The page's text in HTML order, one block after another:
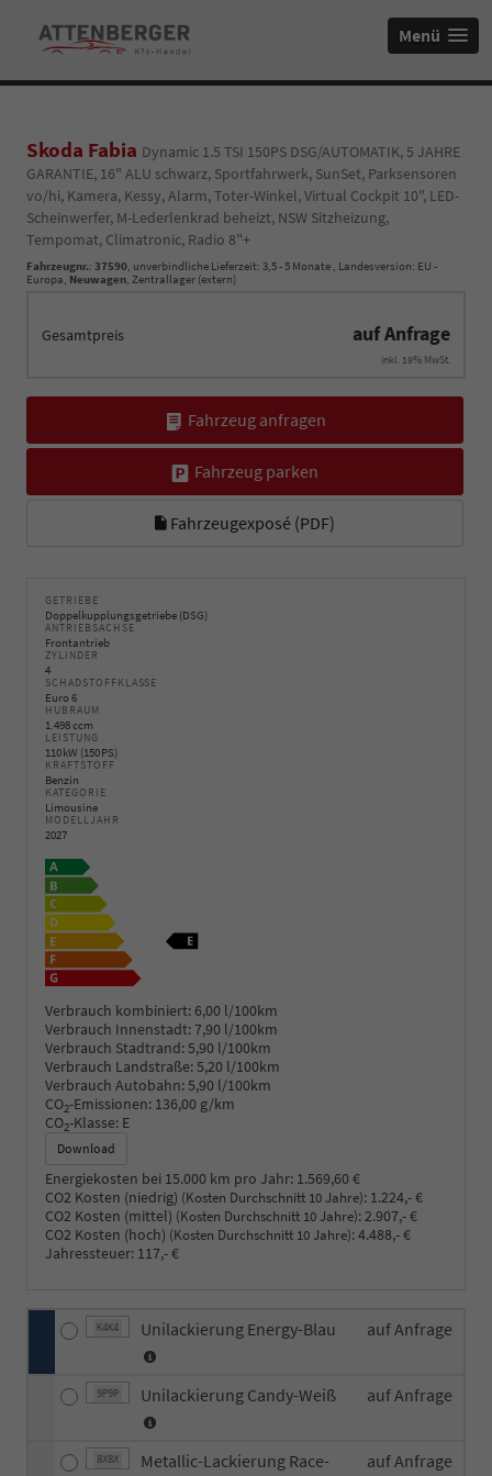
Menü
Skoda Fabia Dynamic 1.5 TSI 150PS DSG/AUTOMATIK, 5 JAHRE
GARANTIE, 16" ALU schwarz, Sportfahrwerk, SunSet, Parksensoren
vo/hi, Kamera, Kessy, Alarm, Toter-Winkel, Virtual Cockpit 10", LED-
Scheinwerfer, M-Lederlenkrad beheizt, NSW Sitzheizung,
Tempomat, Climatronic, Radio 8"+
Fahrzeugnr.: 37590, unverbindliche Lieferzeit: 3,5 - 5 Monate , Landesversion: EU -
Europa, Neuwagen, Zentrallager (extern)
Gesamtpreis auf Anfrage
inkl. 19% MwSt.
Fahrzeug anfragen
Fahrzeug parken
Fahrzeugexposé (PDF)
GETRIEBE
Doppelkupplungsgetriebe (DSG)
ANTRIEBSACHSE
Frontantrieb
ZYLINDER
4
SCHADSTOFFKLASSE
Euro 6
HUBRAUM
1.498 ccm
LEISTUNG
110 kW (150 PS)
KRAFTSTOFF
Benzin
KATEGORIE
Limousine
MODELLJAHR
2027
Verbrauch kombiniert: 6,00 l/100km
Verbrauch Innenstadt:7,90 l/100km
Verbrauch Stadtrand:5,90 l/100km
Verbrauch Landstraße:5,20 l/100km
Verbrauch Autobahn:5,90 l/100km
CO2-Emissionen: 136,00 g/km
CO2-Klasse: E
Download
Energiekosten bei 15.000 km pro Jahr: 1.569,60 €
CO2 Kosten (niedrig) (Kosten Durchschnitt 10 Jahre): 1.224,- €
CO2 Kosten (mittel) (Kosten Durchschnitt 10 Jahre):2.907,- €
CO2 Kosten (hoch) (Kosten Durchschnitt 10 Jahre):4.488,- €
Jahressteuer: 117,- €
K4K4 Unilackierung Energy-Blau auf Anfrage
9P9P Unilackierung Candy-Weiß auf Anfrage
8X8X
Metallic-Lackierung Race-
auf Anfrage